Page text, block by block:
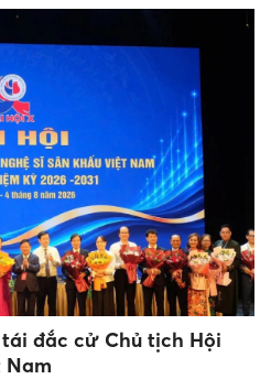
đắc cử Chủ tịch Hội
Nam